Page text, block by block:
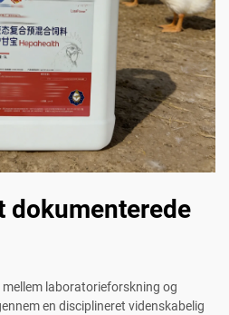
dokumenterede
laboratorieforskning og
en disciplineret videnskabelig